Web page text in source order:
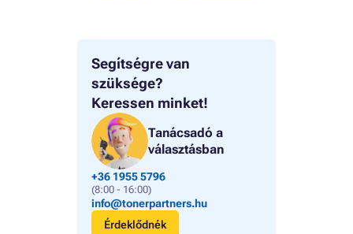
Segítségre van
szüksége?
Keressen minket!
Tanácsadó a
választásban
+36 1955 5796
(8:00 - 16:00)
info@tonerpartners.hu
Érdeklődnék